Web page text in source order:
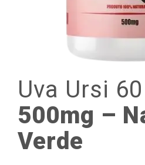
Uva Ursi 60
500mg –
Verde